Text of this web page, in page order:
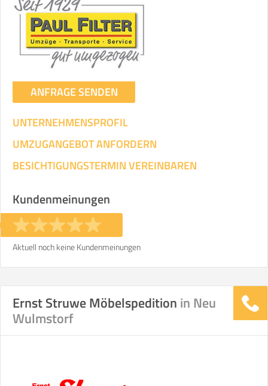
ANFRAGE SENDEN
UNTERNEHMENSPROFIL
UMZUGANGEBOT ANFORDERN
BESICHTIGUNGSTERMIN VEREINBAREN
Kundenmeinungen
Aktuell noch keine Kundenmeinungen
Ernst Struwe Möbelspedition in Neu
Wulmstorf